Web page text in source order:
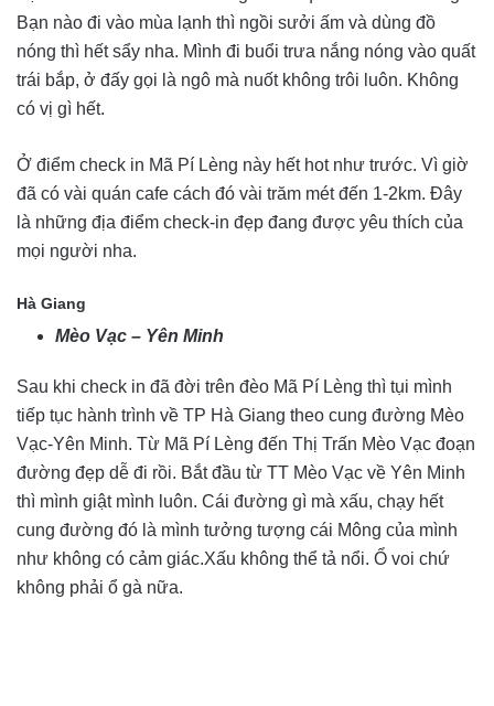
Bạn nào đi vào mùa lạnh thì ngồi sưởi ấm và dùng đồ
nóng thì hết sẩy nha. Mình đi buổi trưa nắng nóng vào quất
trái bắp, ở đấy gọi là ngô mà nuốt không trôi luôn. Không
có vị gì hết.
Ở điểm check in Mã Pí Lèng này hết hot như trước. Vì giờ
đã có vài quán cafe cách đó vài trăm mét đến 1-2km. Đây
là những địa điểm check-in đẹp đang được yêu thích của
mọi người nha.
Hà Giang
Mèo Vạc – Yên Minh
Sau khi check in đã đời trên đèo Mã Pí Lèng thì tụi mình
tiếp tục hành trình về TP Hà Giang theo cung đường Mèo
Vạc-Yên Minh. Từ Mã Pí Lèng đến Thị Trấn Mèo Vạc đoạn
đường đẹp dễ đi rồi. Bắt đầu từ TT Mèo Vạc về Yên Minh
thì mình giật mình luôn. Cái đường gì mà xấu, chạy hết
cung đường đó là mình tưởng tượng cái Mông của mình
như không có cảm giác.Xấu không thể tả nổi. Ổ voi chứ
không phải ổ gà nữa.